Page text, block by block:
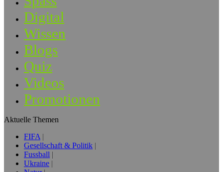
Digital
Wissen
Blogs
Quiz
Videos
Promotionen
Aktuelle Themen
FIFA
Gesellschaft & Politik
Fussball
Ukraine